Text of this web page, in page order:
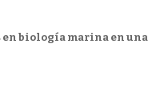
biología marina en una